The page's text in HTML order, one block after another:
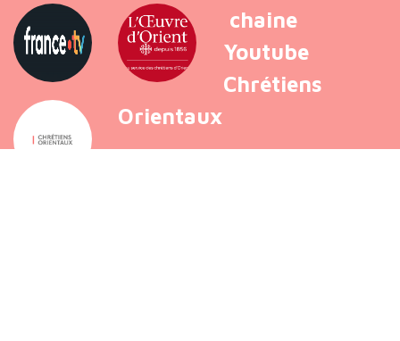
chaine
Youtube
Chrétiens
Orientaux